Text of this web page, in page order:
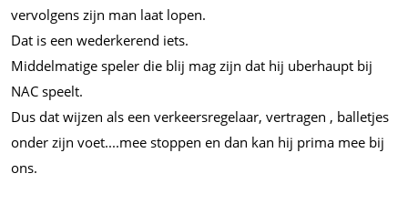
vervolgens zijn man laat lopen.
Dat is een wederkerend iets.
Middelmatige speler die blij mag zijn dat hij uberhaupt bij
NAC speelt.
Dus dat wijzen als een verkeersregelaar, vertragen , balletjes
onder zijn voet....mee stoppen en dan kan hij prima mee bij
ons.